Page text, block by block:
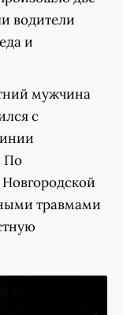
водители
и
мужчина
с
По
травмами